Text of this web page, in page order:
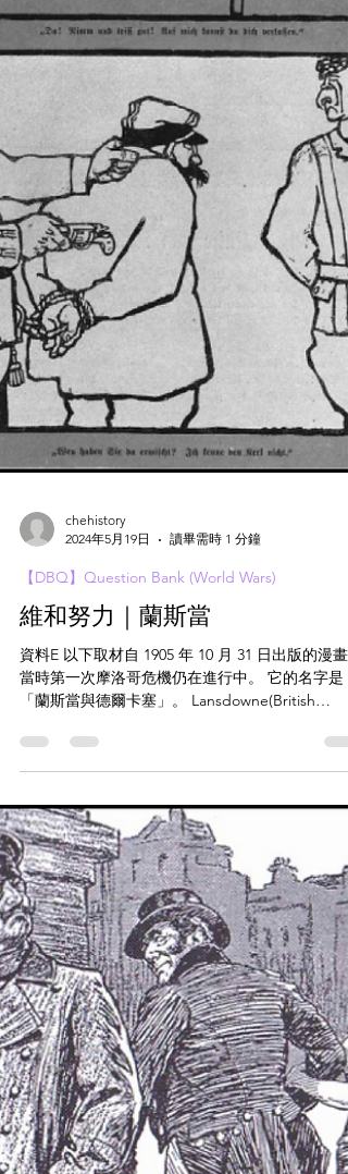
chehistory
2024年5月19日
讀畢需時 1 分鐘
【DBQ】Question Bank (World Wars)
維和努力｜蘭斯當
資料E 以下取材自 1905 年 10 月 31 日出版的漫畫
當時第一次摩洛哥危機仍在進行中。 它的名字是
foreign minister): (英國外交大臣)蘭斯當男爵
Declasse (French...